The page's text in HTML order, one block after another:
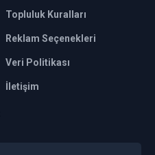
Topluluk Kuralları
Reklam Seçenekleri
Veri Politikası
İletişim